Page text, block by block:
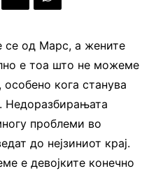
се од Марс, а жените
е тоа што не можеме
кога станува
Недоразбирањата
проблеми во
до нејзиниот крај.
е девојките конечно